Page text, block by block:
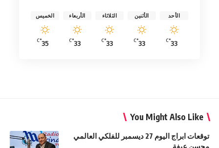
الأحد
33
°C
الأثنين
33
°C
الثلاثاء
33
°C
الأربعاء
33
°C
الخميس
35
°C
You Might Also Like
توقعات ابراج اليوم 27 ديسمبر للفلكي العالمي
محسن عيفة